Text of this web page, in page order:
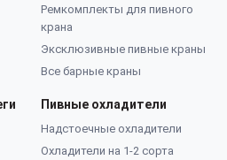
Ремкомплекты для пивного
крана
Эксклюзивные пивные краны
Все барные краны
Пивные охладители
Надстоечные охладители
Охладители на 1-2 сорта